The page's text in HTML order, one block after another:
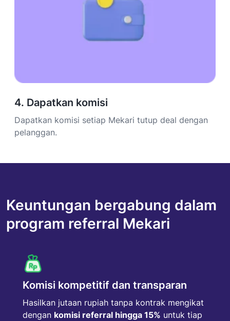
4. Dapatkan komisi
Dapatkan komisi setiap Mekari tutup deal dengan
pelanggan.
Keuntungan bergabung dalam
program referral Mekari
Komisi kompetitif dan transparan
Hasilkan jutaan rupiah tanpa kontrak mengikat
dengan komisi referral hingga 15% untuk tiap